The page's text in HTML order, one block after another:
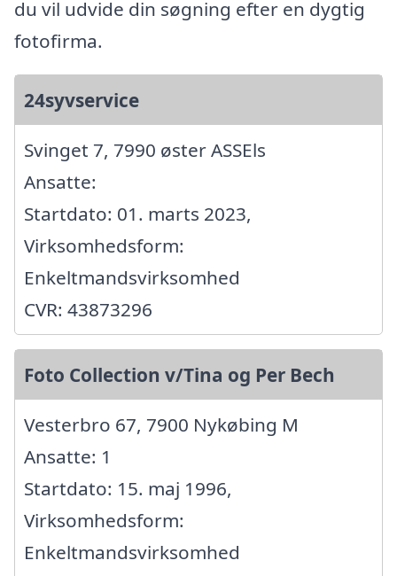
du vil udvide din søgning efter en dygtig
fotofirma.
24syvservice
Svinget 7, 7990 øster ASSEls
Ansatte:
Startdato: 01. marts 2023,
Virksomhedsform:
Enkeltmandsvirksomhed
CVR: 43873296
Foto Collection v/Tina og Per Bech
Vesterbro 67, 7900 Nykøbing M
Ansatte: 1
Startdato: 15. maj 1996,
Virksomhedsform:
Enkeltmandsvirksomhed